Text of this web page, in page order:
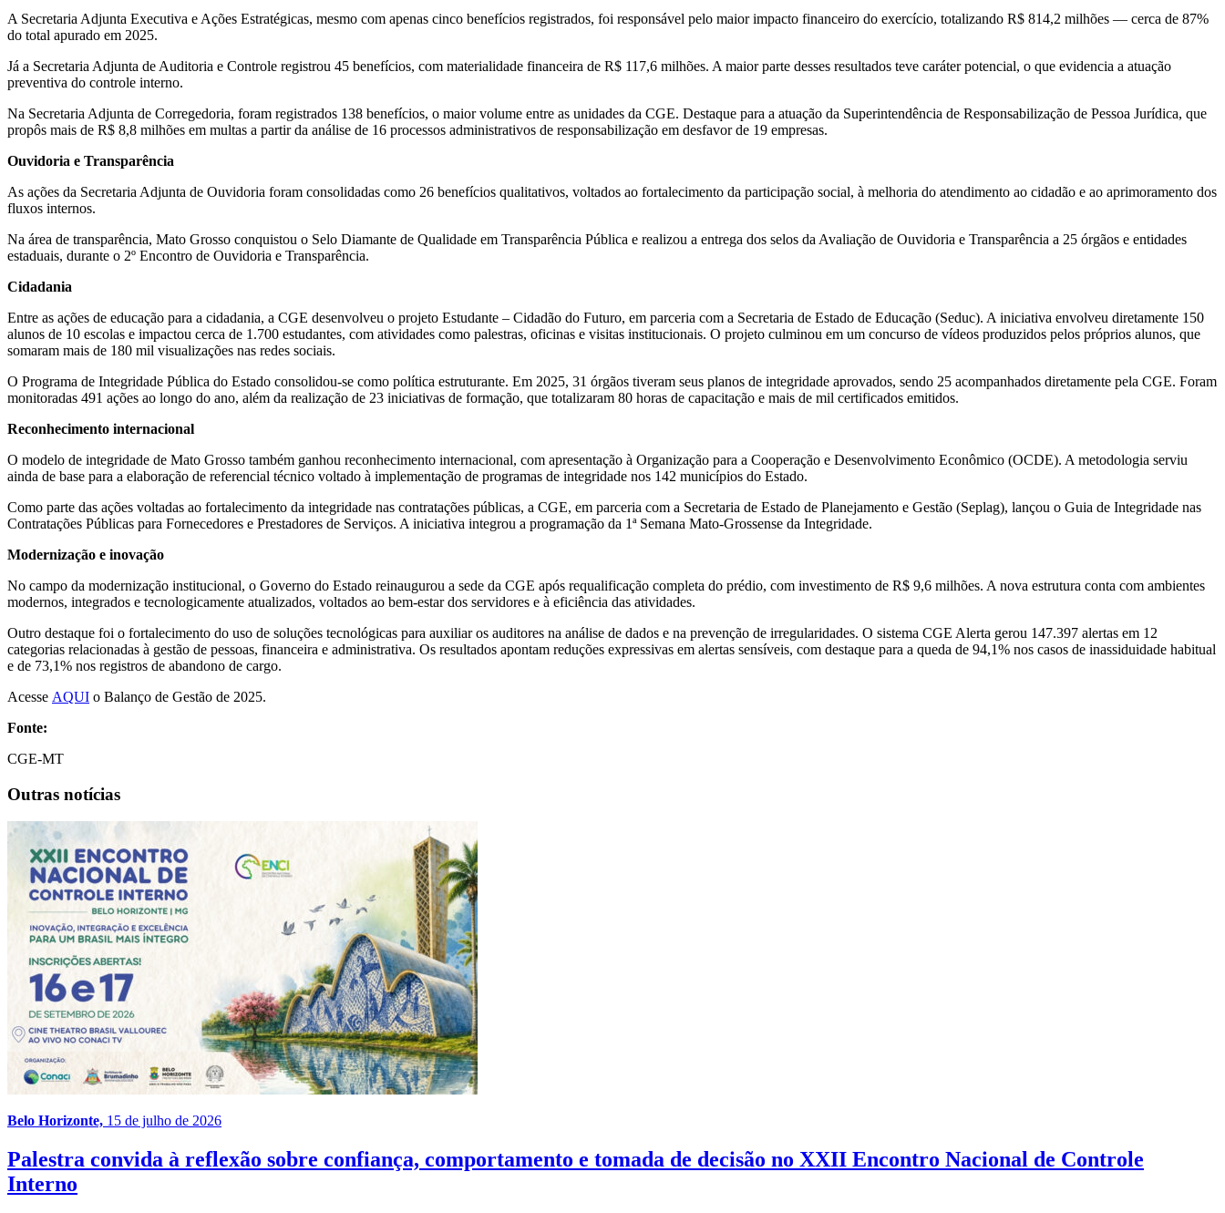
A Secretaria Adjunta Executiva e Ações Estratégicas, mesmo com apenas cinco benefícios registrados, foi responsável pelo maior impacto financeiro do exercício, totalizando R$ 814,2 milhões — cerca de 87%
do total apurado em 2025.
Já a Secretaria Adjunta de Auditoria e Controle registrou 45 benefícios, com materialidade financeira de R$ 117,6 milhões. A maior parte desses resultados teve caráter potencial, o que evidencia a atuação
preventiva do controle interno.
Na Secretaria Adjunta de Corregedoria, foram registrados 138 benefícios, o maior volume entre as unidades da CGE. Destaque para a atuação da Superintendência de Responsabilização de Pessoa Jurídica, que
propôs mais de R$ 8,8 milhões em multas a partir da análise de 16 processos administrativos de responsabilização em desfavor de 19 empresas.
Ouvidoria e Transparência
As ações da Secretaria Adjunta de Ouvidoria foram consolidadas como 26 benefícios qualitativos, voltados ao fortalecimento da participação social, à melhoria do atendimento ao cidadão e ao aprimoramento dos
fluxos internos.
Na área de transparência, Mato Grosso conquistou o Selo Diamante de Qualidade em Transparência Pública e realizou a entrega dos selos da Avaliação de Ouvidoria e Transparência a 25 órgãos e entidades
estaduais, durante o 2º Encontro de Ouvidoria e Transparência.
Cidadania
Entre as ações de educação para a cidadania, a CGE desenvolveu o projeto Estudante – Cidadão do Futuro, em parceria com a Secretaria de Estado de Educação (Seduc). A iniciativa envolveu diretamente 150
alunos de 10 escolas e impactou cerca de 1.700 estudantes, com atividades como palestras, oficinas e visitas institucionais. O projeto culminou em um concurso de vídeos produzidos pelos próprios alunos, que
somaram mais de 180 mil visualizações nas redes sociais.
O Programa de Integridade Pública do Estado consolidou-se como política estruturante. Em 2025, 31 órgãos tiveram seus planos de integridade aprovados, sendo 25 acompanhados diretamente pela CGE. Foram
monitoradas 491 ações ao longo do ano, além da realização de 23 iniciativas de formação, que totalizaram 80 horas de capacitação e mais de mil certificados emitidos.
Reconhecimento internacional
O modelo de integridade de Mato Grosso também ganhou reconhecimento internacional, com apresentação à Organização para a Cooperação e Desenvolvimento Econômico (OCDE). A metodologia serviu
ainda de base para a elaboração de referencial técnico voltado à implementação de programas de integridade nos 142 municípios do Estado.
Como parte das ações voltadas ao fortalecimento da integridade nas contratações públicas, a CGE, em parceria com a Secretaria de Estado de Planejamento e Gestão (Seplag), lançou o Guia de Integridade nas
Contratações Públicas para Fornecedores e Prestadores de Serviços. A iniciativa integrou a programação da 1ª Semana Mato-Grossense da Integridade.
Modernização e inovação
No campo da modernização institucional, o Governo do Estado reinaugurou a sede da CGE após requalificação completa do prédio, com investimento de R$ 9,6 milhões. A nova estrutura conta com ambientes
modernos, integrados e tecnologicamente atualizados, voltados ao bem-estar dos servidores e à eficiência das atividades.
Outro destaque foi o fortalecimento do uso de soluções tecnológicas para auxiliar os auditores na análise de dados e na prevenção de irregularidades. O sistema CGE Alerta gerou 147.397 alertas em 12
categorias relacionadas à gestão de pessoas, financeira e administrativa. Os resultados apontam reduções expressivas em alertas sensíveis, com destaque para a queda de 94,1% nos casos de inassiduidade habitual
e de 73,1% nos registros de abandono de cargo.
Acesse AQUI o Balanço de Gestão de 2025.
Fonte:
CGE-MT
Outras notícias
Belo Horizonte, 15 de julho de 2026
Palestra convida à reflexão sobre confiança, comportamento e tomada de decisão no XXII Encontro Nacional de Controle
Interno